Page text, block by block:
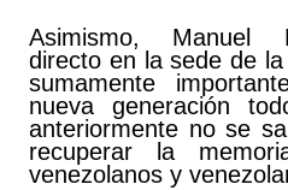
Asimismo, Manuel
directo en la sede de
sumamente
nueva generación
anteriormente no se
recuperar la
venezolanos y